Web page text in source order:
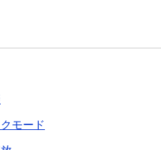
モード